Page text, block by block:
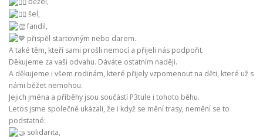
šel,
fandil,
přispěl startovným nebo darem.
A také těm, kteří sami prošli nemocí a přijeli nás podpořit.
Děkujeme za vaši odvahu. Dáváte ostatním naději.
A děkujeme i všem rodinám, které přijely vzpomenout na děti, které už s
námi běžet nemohou.
Jejich jména a příběhy jsou součástí P3tule i tohoto běhu.
Letos jsme společně ukázali, že i když se mění trasy, nemění se to
podstatné:
solidarita,